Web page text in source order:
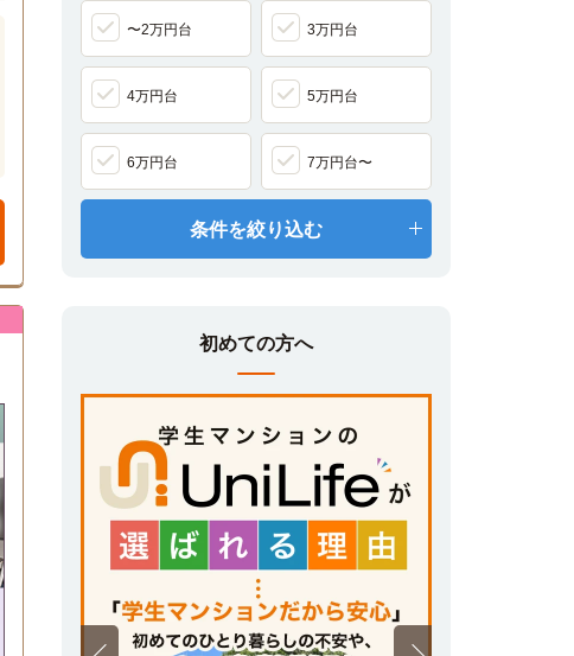
動画で分かるUniLifeの学生マンションと
春から家賃サービス、24時間サポート・セ
キュリティ設備、食事付き学生マンション、
家具家電付きデザインルーム、オリジナル設
備・サービスについて動画でご紹介！
食事付き、家電家具付き、女子学生専用・女
サービスで探してみましょう。
自宅で完結！オンラインお部屋探し
来店不要でお部屋探し・お申し込み・ご契
約。現地に行く前に情報を集めたい方、進学
先の街に行く「費用・手間・時間」を節約し
〜2万円台 3万円台
4万円台 5万円台
6万円台 7万円台〜
条件を絞り込む
初めての方へ